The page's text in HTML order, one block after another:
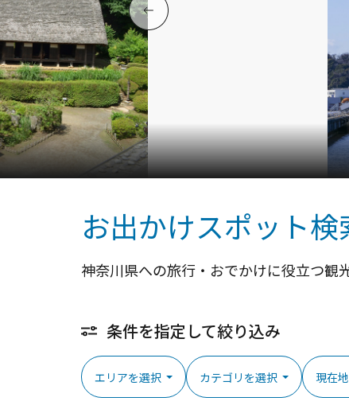
お出かけスポット検
神奈川県への旅行・おでかけに役立つ観
条件を指定して絞り込み
エリアを選択 カテゴリを選択 現在